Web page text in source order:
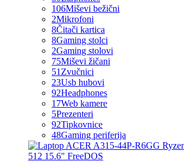
106Miševi bežični
2Mikrofoni
8Čitači kartica
8Gaming stolci
2Gaming stolovi
75Miševi žičani
51 Zvučnici
23Usb hubovi
92Headphones
17Web kamere
5Prezenteri
92Tipkovnice
48Gaming periferija